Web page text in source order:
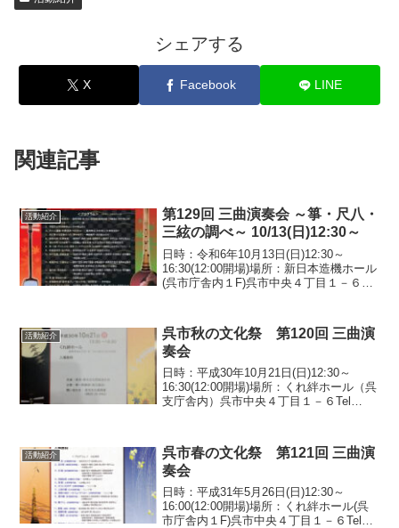
シェアする
X Facebook LINE
関連記事
活動紹介
第129回 三曲演奏会 ～箏・尺八・
三絃の調べ～ 10/13(日)12:30～
日時：令和6年10月13日(日)12:30～
16:30(12:00開場)場所：新日本造機ホール
(呉市庁舎内１F)呉市中央４丁目１－６
活動紹介
呉市秋の文化祭 第120回 三曲演
奏会
日時：平成30年10月21日(日)12:30～
16:30(12:00開場)場所：くれ絆ホール（呉
支庁舎内）呉市中央４丁目１－６Tel
活動紹介
呉市春の文化祭 第121回 三曲演
奏会
日時：平成31年5月26日(日)12:30～
16:00(12:00開場)場所：くれ絆ホール(呉
市庁舎内１F)呉市中央４丁目１－６Tel